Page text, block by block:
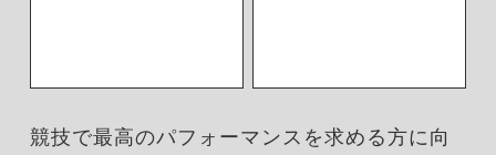
競技で最高のパフォーマンスを求める方に向